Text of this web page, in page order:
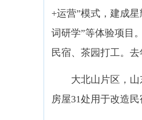
+运营”模式，建成
词研学”等体验项目
民宿、茶园打工。
大北山片区，
房屋31处用于改造